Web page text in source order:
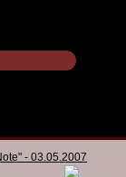
- 03.05.2007